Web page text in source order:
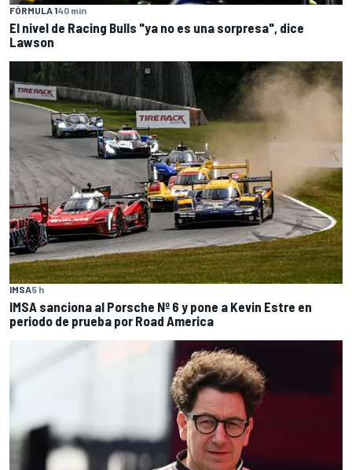
FÓRMULA 140 min
El nivel de Racing Bulls "ya no es una sorpresa", dice
Lawson
IMSA5 h
IMSA sanciona al Porsche Nº 6 y pone a Kevin Estre en
periodo de prueba por Road America